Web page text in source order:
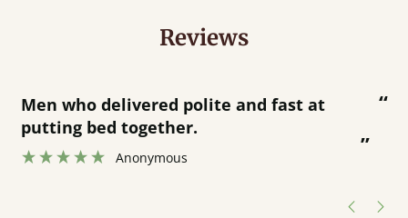
Reviews
“ Great bed - easy to assemble! Delivery
was great and able to track items and
was contacted when they were half an